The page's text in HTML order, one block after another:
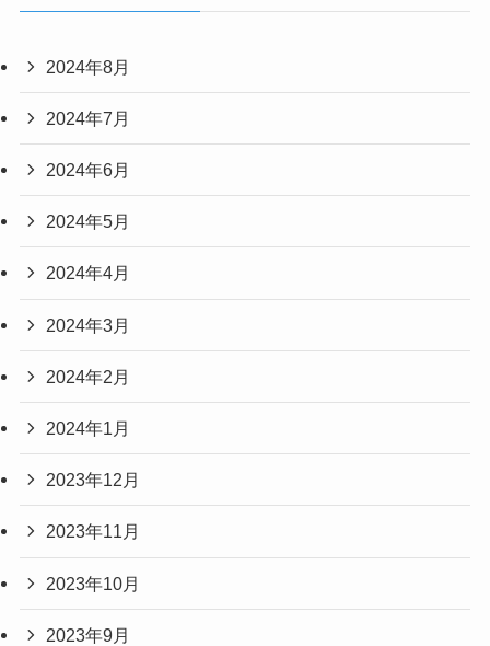
2024年8月
2024年7月
2024年6月
2024年5月
2024年4月
2024年3月
2024年2月
2024年1月
2023年12月
2023年11月
2023年10月
2023年9月